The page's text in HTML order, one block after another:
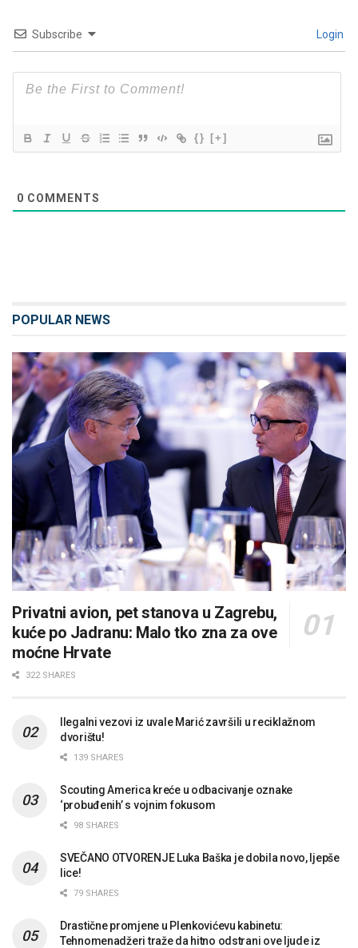
Subscribe Login
{} [+]
0 COMMENTS
POPULAR NEWS
Privatni avion, pet stanova u Zagrebu,
kuće po Jadranu: Malo tko zna za ove
moćne Hrvate
322 SHARES
Ilegalni vezovi iz uvale Marić završili u reciklažnom
dvorištu!
139 SHARES
Scouting America kreće u odbacivanje oznake
‘probuđenih’ s vojnim fokusom
98 SHARES
SVEČANO OTVORENJE Luka Baška je dobila novo, ljepše
lice!
79 SHARES
Drastične promjene u Plenkovićevu kabinetu:
Tehnomenadžeri traže da hitno odstrani ove ljude iz